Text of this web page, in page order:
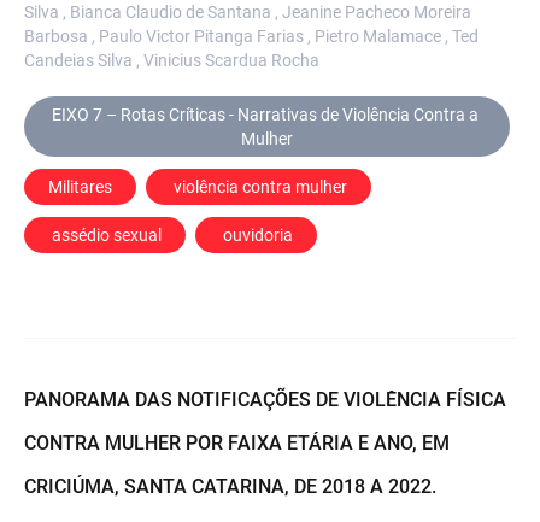
Silva , Bianca Claudio de Santana , Jeanine Pacheco Moreira
Barbosa , Paulo Victor Pitanga Farias , Pietro Malamace , Ted
Candeias Silva , Vinicius Scardua Rocha
EIXO 7 – Rotas Críticas - Narrativas de Violência Contra a
Mulher
Militares violência contra mulher
assédio sexual ouvidoria
PANORAMA DAS NOTIFICAÇÕES DE VIOLÊNCIA FÍSICA
CONTRA MULHER POR FAIXA ETÁRIA E ANO, EM
CRICIÚMA, SANTA CATARINA, DE 2018 A 2022.